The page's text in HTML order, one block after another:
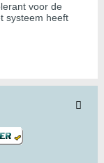
voor de
systeem heeft